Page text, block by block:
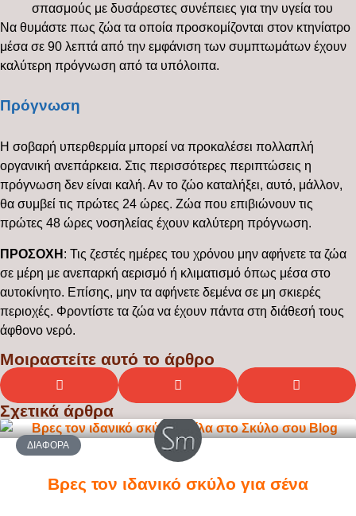
σπασμούς με δυσάρεστες συνέπειες για την υγεία του
Να θυμάστε πως ζώα τα οποία προσκομίζονται στον κτηνίατρο
μέσα σε 90 λεπτά από την εμφάνιση των συμπτωμάτων έχουν
καλύτερη πρόγνωση από τα υπόλοιπα.
Πρόγνωση
Η σοβαρή υπερθερμία μπορεί να προκαλέσει πολλαπλή
οργανική ανεπάρκεια. Στις περισσότερες περιπτώσεις η
πρόγνωση δεν είναι καλή. Αν το ζώο καταλήξει, αυτό, μάλλον,
θα συμβεί τις πρώτες 24 ώρες. Ζώα που επιβιώνουν τις
πρώτες 48 ώρες νοσηλείας έχουν καλύτερη πρόγνωση.
ΠΡΟΣΟΧΗ : Τις ζεστές ημέρες του χρόνου μην αφήνετε τα ζώα
σε μέρη με ανεπαρκή αερισμό ή κλιματισμό όπως μέσα στο
αυτοκίνητο. Επίσης, μην τα αφήνετε δεμένα σε μη σκιερές
περιοχές. Φροντίστε τα ζώα να έχουν πάντα στη διάθεσή τους
άφθονο νερό.
Μοιραστείτε αυτό το άρθρο
Σχετικά άρθρα
ΔΙΆΦΟΡΑ
Βρες τον ιδανικό σκύλο για σένα